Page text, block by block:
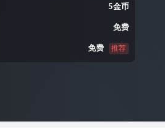
5金币
免费
免费 推荐